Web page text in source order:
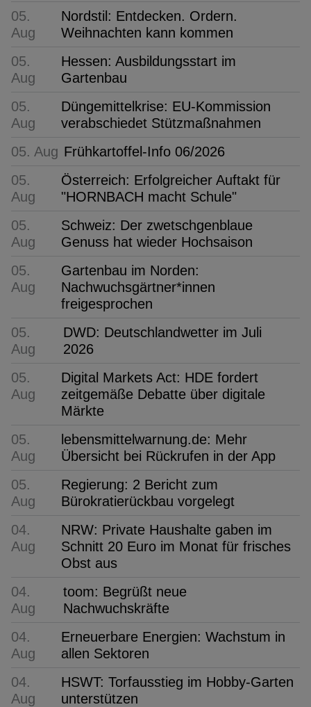
05.
Aug
Nordstil: Entdecken. Ordern.
Weihnachten kann kommen
05.
Aug
Hessen: Ausbildungsstart im
Gartenbau
05.
Aug
Düngemittelkrise: EU-Kommission
verabschiedet Stützmaßnahmen
05. Aug Frühkartoffel-Info 06/2026
05.
Aug
Österreich: Erfolgreicher Auftakt für
"HORNBACH macht Schule"
05.
Aug
Schweiz: Der zwetschgenblaue
Genuss hat wieder Hochsaison
05.
Aug
Gartenbau im Norden:
Nachwuchsgärtner*innen
freigesprochen
05.
Aug
DWD: Deutschlandwetter im Juli
2026
05.
Aug
Digital Markets Act: HDE fordert
zeitgemäße Debatte über digitale
Märkte
05.
Aug
lebensmittelwarnung.de: Mehr
Übersicht bei Rückrufen in der App
05.
Aug
Regierung: 2 Bericht zum
Bürokratierückbau vorgelegt
04.
Aug
NRW: Private Haushalte gaben im
Schnitt 20 Euro im Monat für frisches
Obst aus
04.
Aug
toom: Begrüßt neue
Nachwuchskräfte
04.
Aug
Erneuerbare Energien: Wachstum in
allen Sektoren
04.
Aug
HSWT: Torfausstieg im Hobby-Garten
unterstützen